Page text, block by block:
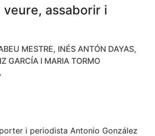
veure, assaborir i
MESTRE, INÉS ANTÓN DAYAS,
GARCÍA I MARIA TORMO
i periodista Antonio González